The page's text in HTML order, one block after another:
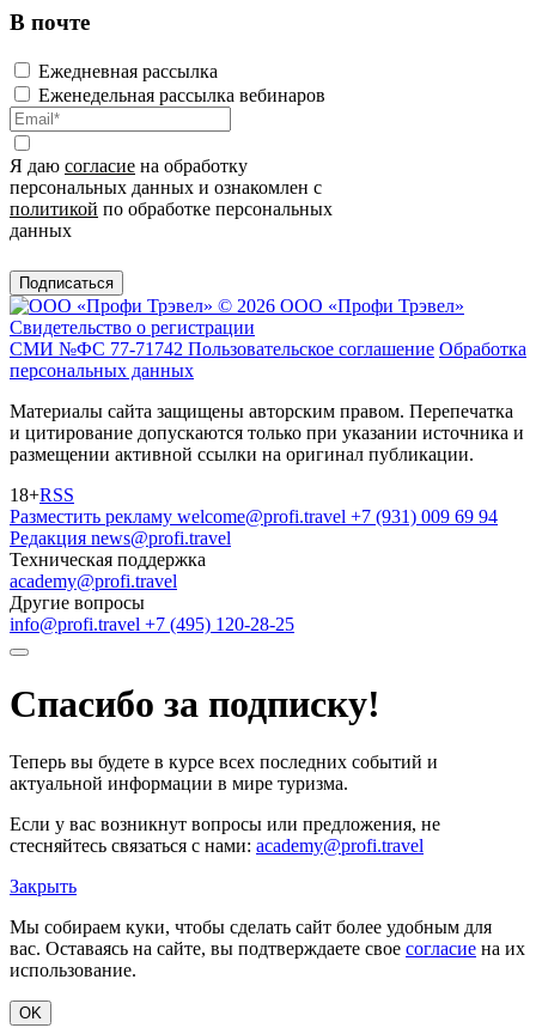
В почте
Ежедневная рассылка
Еженедельная рассылка вебинаров
Я даю согласие на обработку
персональных данных и ознакомлен с
политикой по обработке персональных
данных
Подписаться
© 2026 ООО «Профи Трэвeл»
Свидетельство о регистрации
СМИ №ФС 77-71742 Пользовательское соглашение Обработка
персональных данных
Материалы сайта защищены авторским правом. Перепечатка
и цитирование допускаются только при указании источника и
размещении активной ссылки на оригинал публикации.
18+RSS
Разместить рекламу welcome@profi.travel +7 (931) 009 69 94
Редакция news@profi.travel
Техническая поддержка
academy@profi.travel
Другие вопросы
info@profi.travel +7 (495) 120-28-25
Спасибо за подписку!
Теперь вы будете в курсе всех последних событий и
актуальной информации в мире туризма.
Если у вас возникнут вопросы или предложения, не
стесняйтесь связаться с нами: academy@profi.travel
Закрыть
Мы собираем куки, чтобы сделать сайт более удобным для
вас. Оставаясь на сайте, вы подтверждаете свое согласие на их
использование.
OK